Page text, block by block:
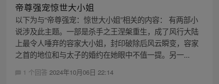
帝尊强宠惊世大小姐
以下为与“帝尊强宠：惊世大小姐”相关的内容： 有两部小
说涉及此主题。一部是杀手之王涅槃重生，成了风行大陆
上最令人唾弃的容家大小姐，封印破除后风云瞬变，容家
之首的地位和与太子的婚约在她眼中不值一提。另一...
1 个回答 2024年10月06日 22:14